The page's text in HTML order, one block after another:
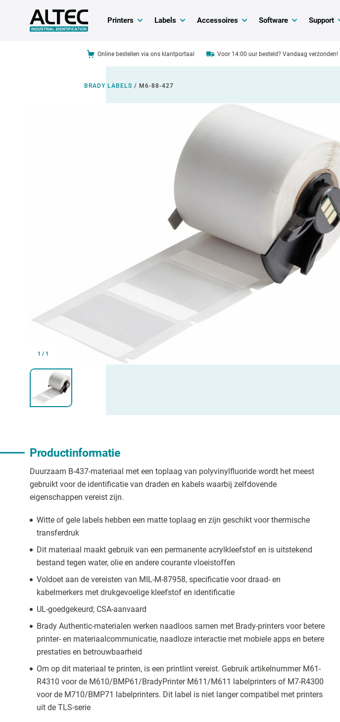
Printers Labels Accessoires Software Support
Online bestellen via ons klantportaal Voor 14:00 uur besteld? Vandaag verzonden!
BRADY LABELS / M6-88-427
1 / 1
Productinformatie
Duurzaam B-437-materiaal met een toplaag van polyvinylfluoride wordt het meest
gebruikt voor de identificatie van draden en kabels waarbij zelfdovende
eigenschappen vereist zijn.
Witte of gele labels hebben een matte toplaag en zijn geschikt voor thermische
transferdruk
Dit materiaal maakt gebruik van een permanente acrylkleefstof en is uitstekend
bestand tegen water, olie en andere courante vloeistoffen
Voldoet aan de vereisten van MIL-M-87958, specificatie voor draad- en
kabelmerkers met drukgevoelige kleefstof en identificatie
UL-goedgekeurd; CSA-aanvaard
Brady Authentic-materialen werken naadloos samen met Brady-printers voor betere
printer- en materiaalcommunicatie, naadloze interactie met mobiele apps en betere
prestaties en betrouwbaarheid
Om op dit materiaal te printen, is een printlint vereist. Gebruik artikelnummer M61-
R4310 voor de M610/BMP61/BradyPrinter M611/M611 labelprinters of M7-R4300
voor de M710/BMP71 labelprinters. Dit label is niet langer compatibel met printers
uit de TLS-serie